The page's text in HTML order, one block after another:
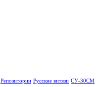
Репозитории Русские витязи СУ-30СМ